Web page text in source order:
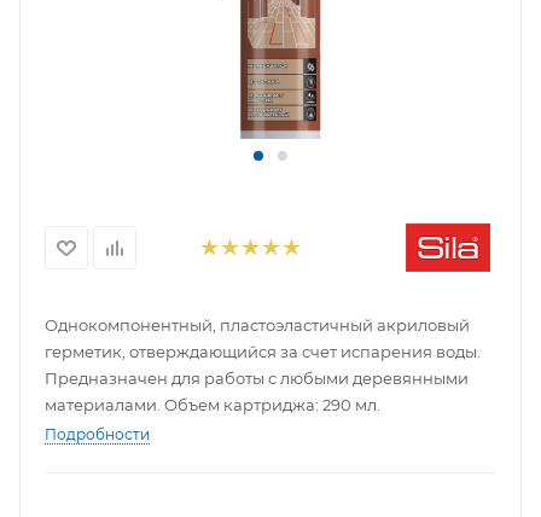
Однокомпонентный, пластоэластичный акриловый
герметик, отверждающийся за счет испарения воды.
Предназначен для работы с любыми деревянными
материалами. Объем картриджа: 290 мл.
Подробности